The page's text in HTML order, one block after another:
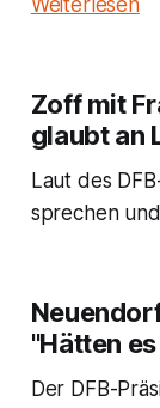
Weiterlesen
Zoff mit
glaubt an
Laut des
sprechen
"Hätten
Der DFB-